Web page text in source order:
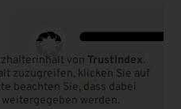
von TrustIndex.
zuzugreifen, klicken Sie auf
beachten Sie, dass dabei
werden.